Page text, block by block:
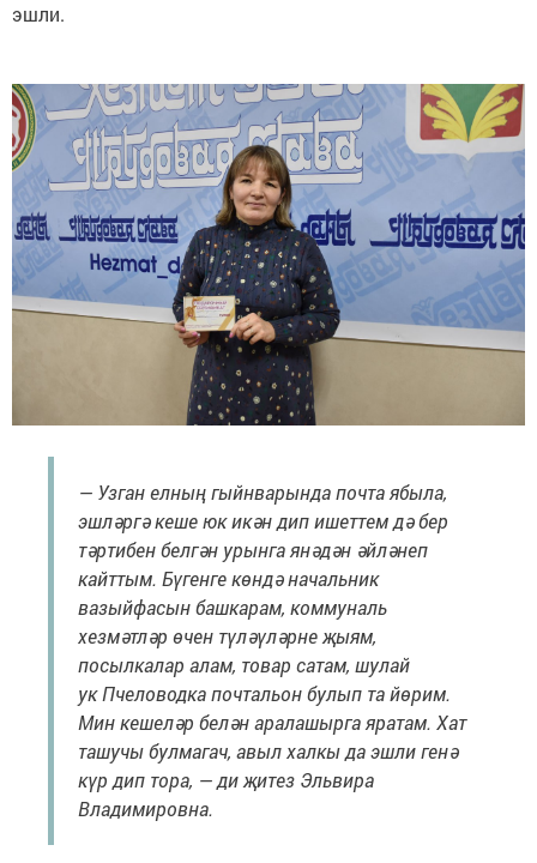
эшли.
— Узган елның гыйнварында почта ябыла,
эшләргә кеше юк икән дип ишеттем дә бер
тәртибен белгән урынга янәдән әйләнеп
кайттым. Бүгенге көндә начальник
вазыйфасын башкарам, коммуналь
хезмәтләр өчен түләүләрне җыям,
посылкалар алам, товар сатам, шулай
ук Пчеловодка почтальон булып та йөрим.
Мин кешеләр белән аралашырга яратам. Хат
ташучы булмагач, авыл халкы да эшли генә
күр дип тора, — ди җитез Эльвира
Владимировна.